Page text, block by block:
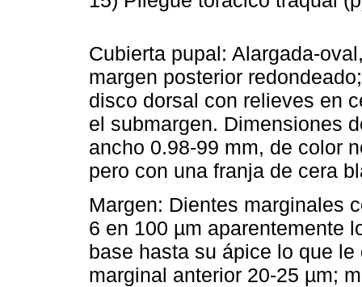
Cubierta pupal: Alargada-
margen posterior
disco dorsal con relieves en
el submargen. Dimensiones
ancho 0.98-99 mm, de color
pero con una franja de cera
Margen: Dientes marginales
6 en 100 µm aparentemente
base hasta su ápice lo que
marginal anterior 20-25 µm;